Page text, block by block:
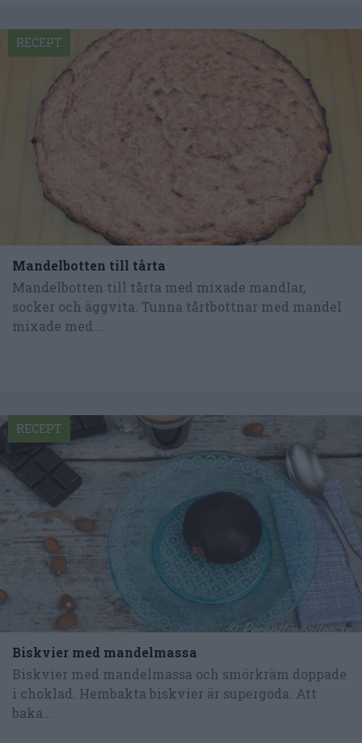
Mandelbotten till tårta
Mandelbotten till tårta med mixade mandlar,
socker och äggvita. Tunna tårtbottnar med mandel
mixade med...
RECEPT
Biskvier med mandelmassa
Biskvier med mandelmassa och smörkräm doppade
i choklad. Hembakta biskvier är supergoda. Att
baka...
RECEPT